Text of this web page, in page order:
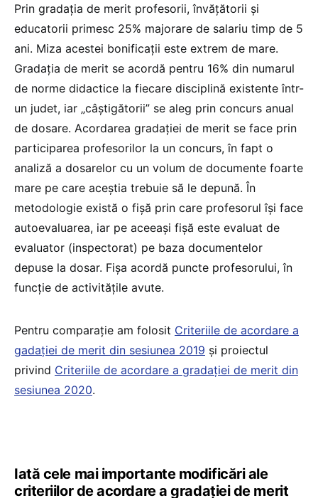
Prin gradația de merit profesorii, învățătorii și
educatorii primesc 25% majorare de salariu timp de 5
ani. Miza acestei bonificații este extrem de mare.
Gradația de merit se acordă pentru 16% din numarul
de norme didactice la fiecare disciplină existente într-
un judet, iar „câștigătorii” se aleg prin concurs anual
de dosare. Acordarea gradației de merit se face prin
participarea profesorilor la un concurs, în fapt o
analiză a dosarelor cu un volum de documente foarte
mare pe care aceștia trebuie să le depună. În
metodologie există o fișă prin care profesorul își face
autoevaluarea, iar pe aceeași fișă este evaluat de
evaluator (inspectorat) pe baza documentelor
depuse la dosar. Fișa acordă puncte profesorului, în
funcție de activitățile avute.
Pentru comparație am folosit Criteriile de acordare a
gadației de merit din sesiunea 2019 și proiectul
privind Criteriile de acordare a gradației de merit din
sesiunea 2020.
Iată cele mai importante modificări ale
criteriilor de acordare a gradației de merit